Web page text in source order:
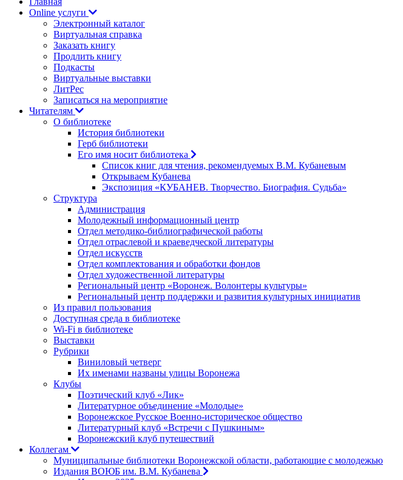
Online услуги
Электронный каталог
Виртуальная справка
Заказать книгу
Продлить книгу
Подкасты
Виртуальные выставки
ЛитРес
Записаться на мероприятие
Читателям
О библиотеке
История библиотеки
Герб библиотеки
Его имя носит библиотека
Список книг для чтения, рекомендуемых В.М. Кубаневым
Открываем Кубанева
Экспозиция «КУБАНЕВ. Творчество. Биография. Судьба»
Структура
Администрация
Молодежный информационный центр
Отдел методико-библиографической работы
Отдел отраслевой и краеведческой литературы
Отдел искусств
Отдел комплектования и обработки фондов
Отдел художественной литературы
Региональный центр «Воронеж. Волонтеры культуры»
Региональный центр поддержки и развития культурных инициатив
Из правил пользования
Доступная среда в библиотеке
Wi-Fi в библиотеке
Выставки
Рубрики
Виниловый четверг
Их именами названы улицы Воронежа
Клубы
Поэтический клуб «Лик»
Литературное объединение «Молодые»
Воронежское Русское Военно-историческое общество
Литературный клуб «Встречи с Пушкиным»
Воронежский клуб путешествий
Коллегам
Муниципальные библиотеки Воронежской области, работающие с молодежью
Издания ВОЮБ им. В.М. Кубанева